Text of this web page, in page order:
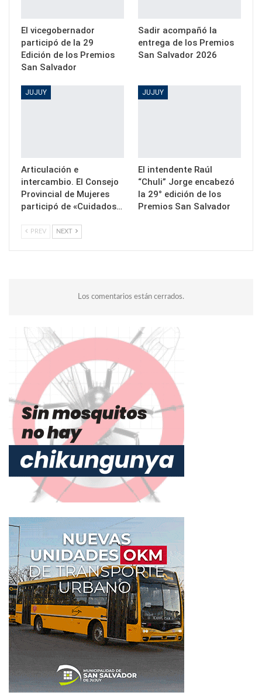
El vicegobernador
participó de la 29
Edición de los Premios
San Salvador
Sadir acompañó la
entrega de los Premios
San Salvador 2026
JUJUY
Articulación e
intercambio. El Consejo
Provincial de Mujeres
participó de «Cuidados…
JUJUY
El intendente Raúl
“Chuli” Jorge encabezó
la 29° edición de los
Premios San Salvador
PREV NEXT
Los comentarios están cerrados.